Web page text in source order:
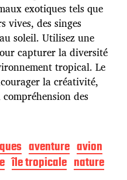
exotiques tels que
vives, des singes
soleil. Utilisez une
capturer la diversité
tropical. Le
la créativité,
des
aventure avion
île tropicale nature